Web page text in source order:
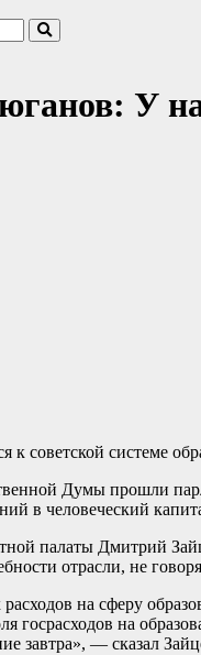
У
к советской системе
Думы прошли
в человеческий
палаты Дмитрий
отрасли, не
на сферу
госрасходов на
завтра», — сказал